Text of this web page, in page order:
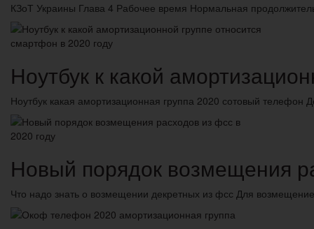
КЗоТ Украины Глава 4 Рабочее время Нормальная
Ноутбук к какой
Ноутбук какая амортизационная группа 2020 сотовый
Новый порядок возмещения
Что надо знать о возмещении декретных из фсс Для